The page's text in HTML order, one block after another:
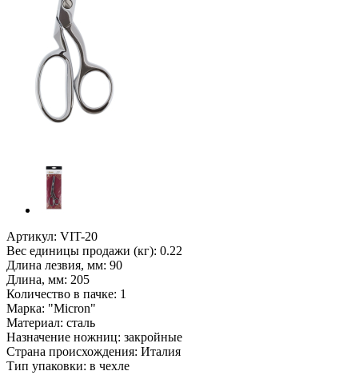
Артикул: VIT-20
Вес единицы продажи (кг): 0.22
Длина лезвия, мм: 90
Длина, мм: 205
Количество в пачке: 1
Марка: "Micron"
Материал: сталь
Назначение ножниц: закройные
Страна происхождения: Италия
Тип упаковки: в чехле